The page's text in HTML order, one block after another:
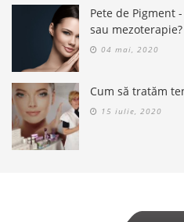
Pete de Pigment
sau mezoterapie?
04 mai, 2020
Cum să tratăm
15 iulie, 2020